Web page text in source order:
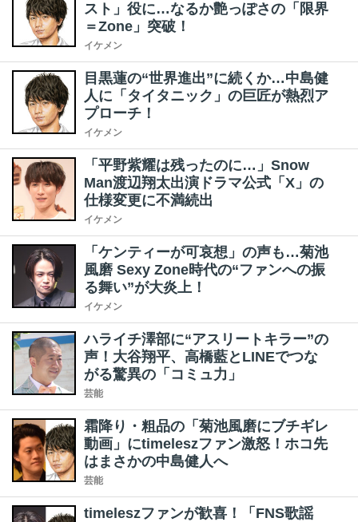
スト」役に…なるか艶っぽさの「限界
＝Zone」突破！
イケメン
目黒蓮の“世界進出”に続くか…中島健
人に「タイタニック」の巨匠が熱烈ア
プローチ！
イケメン
「平野紫耀は残ったのに…」Snow
Man渡辺翔太出演ドラマ公式「X」の
仕様変更に不満続出
イケメン
「ケンティーが可哀想」の声も…菊池
風磨 Sexy Zone時代の“ファンへの振
る舞い”が大炎上！
イケメン
ハライチ澤部に“アスリートキラー”の
声！大谷翔平、高橋藍とLINEでつな
がる驚異の「コミュ力」
芸能
霜降り・粗品の「菊池風磨にブチギレ
動画」にtimeleszファン激怒！ホコ先
はまさかの中島健人へ
芸能
timeleszファンが歓喜！「FNS歌謡